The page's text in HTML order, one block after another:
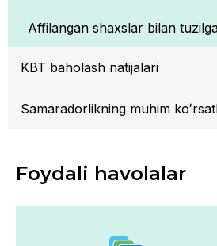
Affilangan shaxslar bilan
KBT baholash natijalari
Samaradorlikning muhim
Foydali havolalar